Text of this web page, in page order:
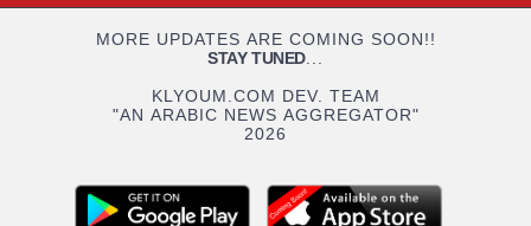
MORE UPDATES ARE COMING SOON!!
STAY TUNED...
KLYOUM.COM DEV. TEAM
"AN ARABIC NEWS AGGREGATOR"
2026